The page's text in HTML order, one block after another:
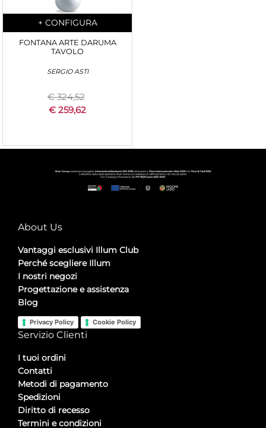
Quantity
+ CONFIGURA
FONTANA ARTE DARUMA
TAVOLO
SERGIO ASTI
€ 324,52
€ 259,62
About Us
Vantaggi esclusivi Illum Club
Perché scegliere Illum
I nostri negozi
Progettazione e assistenza
Blog
Privacy Policy Cookie Policy
Servizio Clienti
I tuoi ordini
Contatti
Metodi di pagamento
Spedizioni
Diritto di recesso
Termini e condizioni